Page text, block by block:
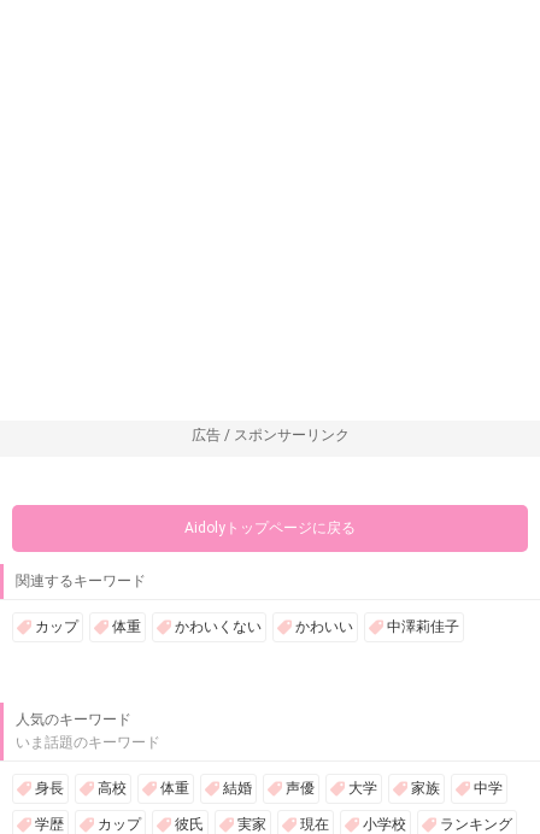
広告 / スポンサーリンク
Aidolyトップページに戻る
関連するキーワード
カップ 体重 かわいくない かわいい 中澤莉佳子
人気のキーワード
いま話題のキーワード
身長 高校 体重 結婚 声優 大学 家族 中学
学歴 カップ 彼氏 実家 現在 小学校 ランキング